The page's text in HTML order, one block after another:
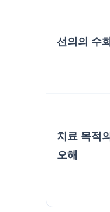
선의의 수
치료 목적
오해